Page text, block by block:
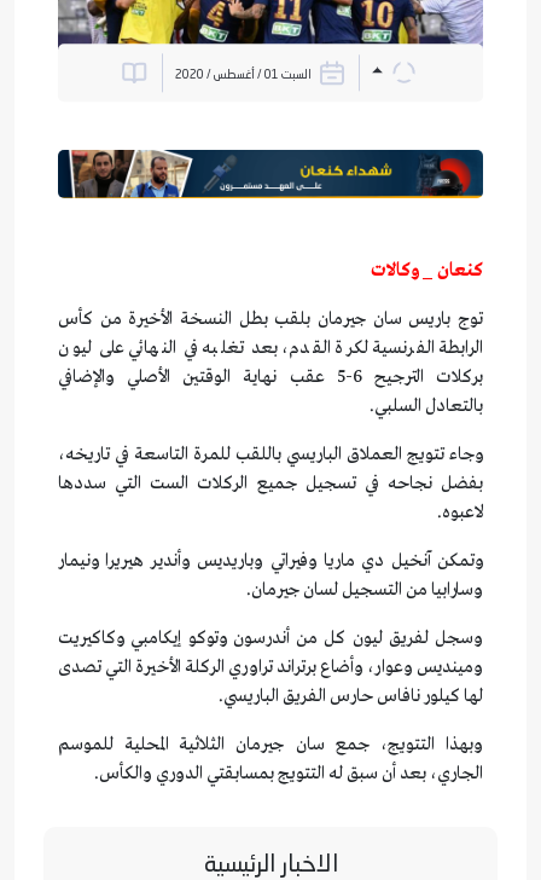
السبت 01 / أغسطس / 2020
كنعان _ وكالات
توج باريس سان جيرمان بلقب بطل النسخة الأخيرة من كأس
الرابطة الفرنسية لكرة القدم، بعد تغلبه في النهائي على ليون
بركلات الترجيح 6-5 عقب نهاية الوقتين الأصلي والإضافي
بالتعادل السلبي.
وجاء تتويج العملاق الباريسي باللقب للمرة التاسعة في تاريخه،
بفضل نجاحه في تسجيل جميع الركلات الست التي سددها
لاعبوه.
وتمكن آنخيل دي ماريا وفيراتي وباريديس وأندير هيريرا ونيمار
وسارابيا من التسجيل لسان جيرمان.
وسجل لفريق ليون كل من أندرسون وتوكو إيكامبي وكاكيريت
ومينديس وعوار، وأضاع برتراند تراوري الركلة الأخيرة التي تصدى
لها كيلور نافاس حارس الفريق الباريسي.
وبهذا التتويج، جمع سان جيرمان الثلاثية المحلية للموسم
الجاري، بعد أن سبق له التتويج بمسابقتي الدوري والكأس.
الاخبار الرئيسية